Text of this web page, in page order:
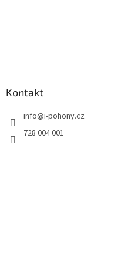
Kontakt
info@i-pohony.cz
728 004 001